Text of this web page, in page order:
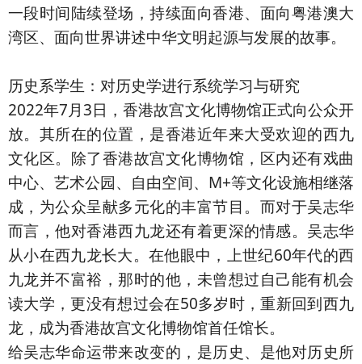
一段时间陆续登场，持续面向香港、面向粤港澳大
湾区、面向世界讲述中华文明起源与发展的故事。
历史系学生：对历史学进行系统学习与研究
2022年7月3日，香港故宫文化博物馆正式向公众开
放。其所在的位置，是香港近年来大受欢迎的西九
文化区。除了香港故宫文化博物馆，区内还有戏曲
中心、艺术公园、自由空间、M+等文化设施相继落
成，为公众呈献多元化的丰富节目。而对于吴志华
而言，他对香港西九龙还有着更深的情感。吴志华
从小在西九龙长大。在他眼中，上世纪60年代的西
九龙并不富裕，那时的他，未曾想过自己能有机会
读大学，更没有想过会在50多岁时，重新回到西九
龙，成为香港故宫文化博物馆首任馆长。
给吴志华命运带来改变的，是历史、是他对历史所